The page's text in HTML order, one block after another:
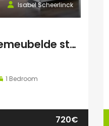
Isabel Scheerlinck
TE HUUR : Mooi, bemeubelde studentenstudio te Asse
1 Bedroom
720€